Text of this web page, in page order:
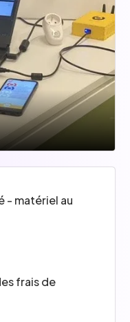
- matériel au
frais de